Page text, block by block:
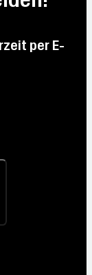
Max:
per E-